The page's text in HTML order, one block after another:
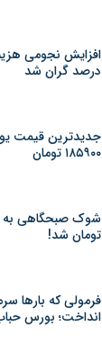
درصد گران شد
جدیدترین قیمت
۱۸۵۹۰۰ تومان
تومان شد!
فرمولی که بارها
انداخت؛ بورس